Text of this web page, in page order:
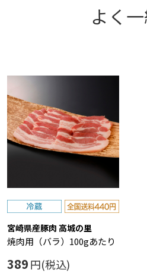
よく
宮崎県産豚肉 高城の里
焼肉用（バラ）100gあたり
389円(税込)